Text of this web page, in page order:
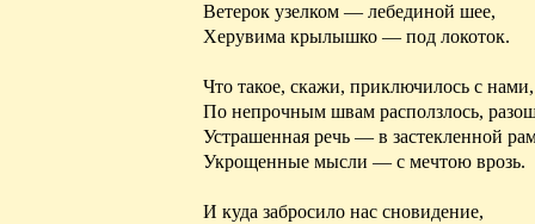
Ветерок узелком — лебединой шее,
Херувима крылышко — под локоток.
Что такое, скажи, приключилось с нами,
По непрочным швам расползлось,
Устрашенная речь — в застекленной
Укрощенные мысли — с мечтою врозь.
И куда забросило нас сновидение,